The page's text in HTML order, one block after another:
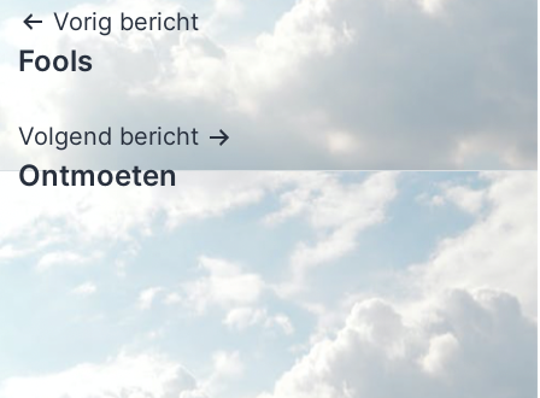
Bericht
navigatie
Vorig bericht
Fools
Volgend bericht
Ontmoeten